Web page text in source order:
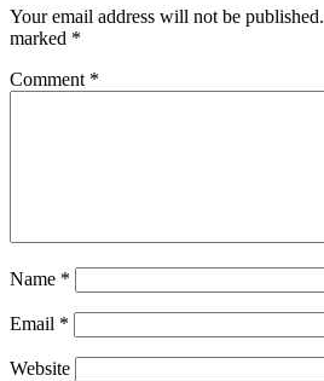
Your email address will not be published.
marked *
Comment *
Name *
Email *
Website